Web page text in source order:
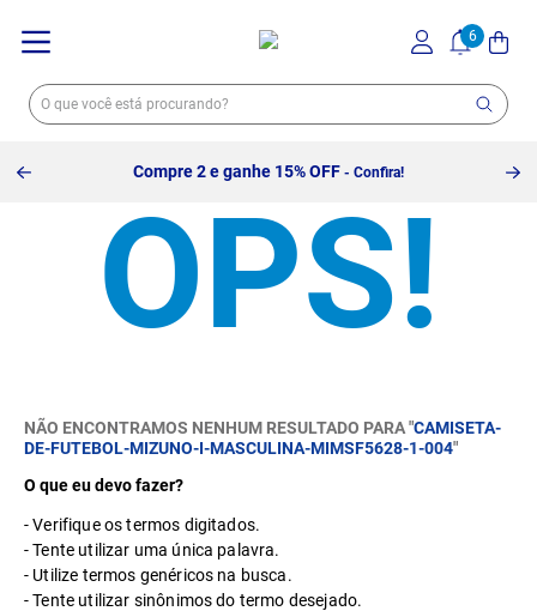
Compre 2 e ganhe 15% OFF - Confira!
NÃO ENCONTRAMOS NENHUM RESULTADO PARA "CAMISETA-
DE-FUTEBOL-MIZUNO-I-MASCULINA-MIMSF5628-1-004"
O que eu devo fazer?
Verifique os termos digitados.
Tente utilizar uma única palavra.
Utilize termos genéricos na busca.
Tente utilizar sinônimos do termo desejado.